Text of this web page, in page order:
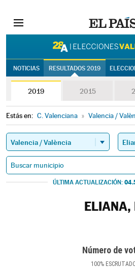
NOTICIAS RESULTADOS 2019
2019 2015
Estás en: C. Valenciana » Valencia /
ÚLTIMA ACTUALIZACIÓN:
ELIANA,
Número de
100%